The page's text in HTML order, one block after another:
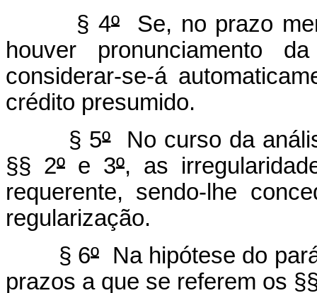
§ 4º Se, no prazo
houver pronunciamento
considerar-se-á
crédito presumido.
§ 5ºNo curso da
§§ 2º e 3º, as
requerente, sendo-lhe
regularização.
§ 6º Na hipótese do
prazos a que se referem os